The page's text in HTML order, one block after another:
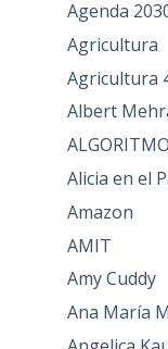
Agenda
Agricultura
Agricultura
Albert
Alicia en el
Amazon
AMIT
Amy Cuddy
Ana María